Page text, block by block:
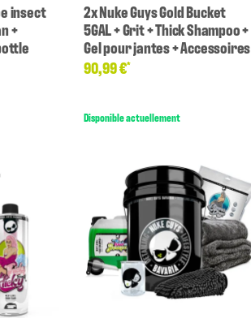
insect
+
2x Nuke Guys Gold Bucket
5GAL + Grit + Thick Shampoo +
Gel pour jantes + Accessoires
90,99 €*
Disponible actuellement